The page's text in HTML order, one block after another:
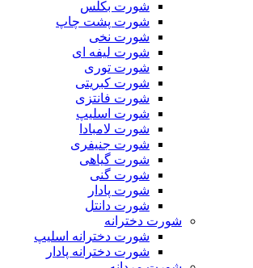
شورت بکلس
شورت پشت چاپ
شورت نخی
شورت لیفه ای
شورت توری
شورت کبریتی
شورت فانتزی
شورت اسلیپ
شورت لامبادا
شورت جنیفری
شورت گیاهی
شورت گنی
شورت پادار
شورت دانتل
شورت دخترانه
شورت دخترانه اسلیپ
شورت دخترانه پادار